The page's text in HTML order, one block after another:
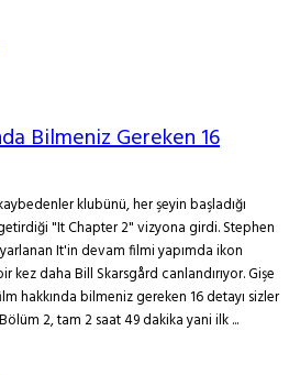
Bilmeniz Gereken 16
klubünü, her şeyin başladığı
"It Chapter 2" vizyona girdi. Stephen
It'in devam filmi yapımda ikon
kez daha Bill Skarsgård canlandırıyor. Gişe
hakkında bilmeniz gereken 16 detayı sizler
2, tam 2 saat 49 dakika yani ilk ...